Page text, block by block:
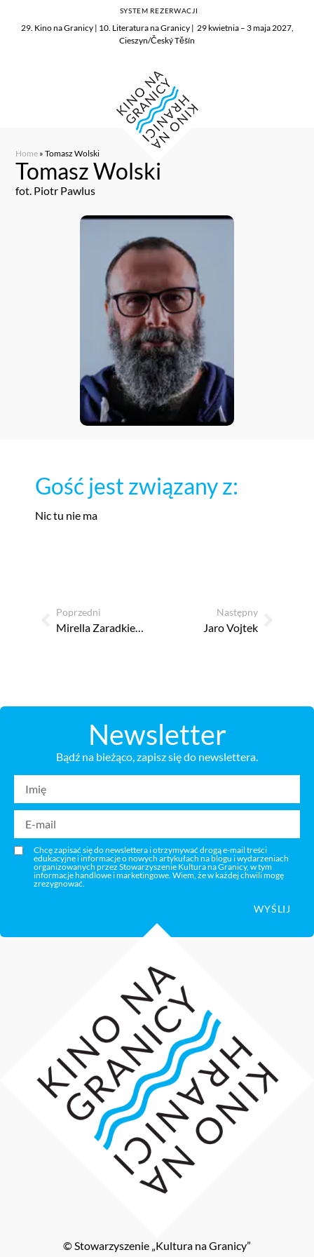
29. Kino na Granicy | 10. Literatura na Granicy | 29 kwietnia – 3 maja 2027,
Cieszyn/Český Těšín
SYSTEM REZERWACJI
Home »Tomasz Wolski
Tomasz Wolski
fot. Piotr Pawlus
Gość jest związany z:
Nic tu nie ma
Poprzedni
Mirella Zaradkiewicz
Następny
Jaro Vojtek
Newsletter
Bądź na bieżąco, zapisz się do newslettera.
Chcę zapisać się do newslettera i otrzymywać drogą e-mail treści
edukacyjne i informacje o nowych artykułach na blogu i wydarzeniach
organizowanych przez Stowarzyszenie Kultura na Granicy, w tym
informacje handlowe i marketingowe. Wiem, że w każdej chwili mogę
zrezygnować.
WYŚLIJ
© Stowarzyszenie „Kultura na Granicy”